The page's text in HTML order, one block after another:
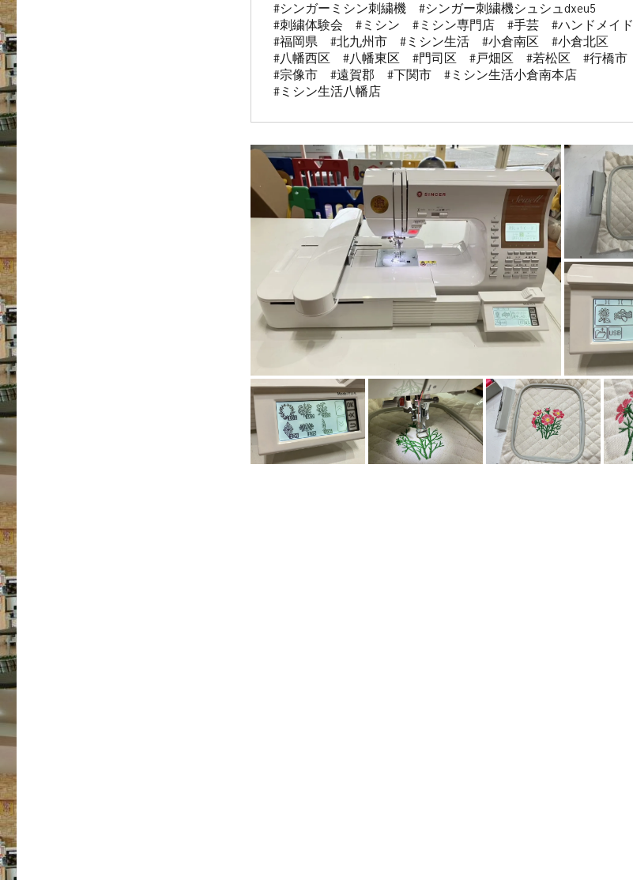
#シンガーミシン刺繍機　#シンガー刺繍機シュシュdxeu5
#刺繍体験会　#ミシン　#ミシン専門店　#手芸　#ハンドメイド
#福岡県　#北九州市　#ミシン生活　#小倉南区　#小倉北区
#八幡西区　#八幡東区　#門司区　#戸畑区　#若松区　#行橋市
#宗像市　#遠賀郡　#下関市　#ミシン生活小倉南本店
#ミシン生活八幡店